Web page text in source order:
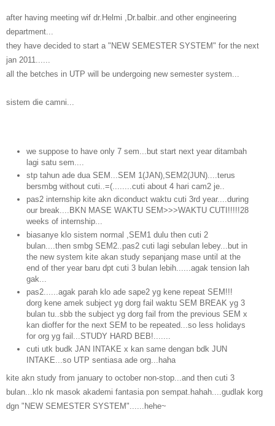
after having meeting wif dr.Helmi ,Dr.balbir..and other engineering
department...
they have decided to start a "NEW SEMESTER SYSTEM" for the next
jan 2011......
all the betches in UTP will be undergoing new semester system...
sistem die camni...
we suppose to have only 7 sem...but start next year ditambah
lagi satu sem....
stp tahun ade dua SEM...SEM 1(JAN),SEM2(JUN)....terus
bersmbg without cuti..=(........cuti about 4 hari cam2 je..
pas2 internship kite akn diconduct waktu cuti 3rd year....during
our break....BKN MASE WAKTU SEM>>>WAKTU CUTI!!!!!28
weeks of internship...
biasanye klo sistem normal ,SEM1 dulu then cuti 2
bulan....then smbg SEM2..pas2 cuti lagi sebulan lebey...but in
the new system kite akan study sepanjang mase until at the
end of ther year baru dpt cuti 3 bulan lebih......agak tension lah
gak...
pas2......agak parah klo ade sape2 yg kene repeat SEM!!!
dorg kene amek subject yg dorg fail waktu SEM BREAK yg 3
bulan tu..sbb the subject yg dorg fail from the previous SEM x
kan dioffer for the next SEM to be repeated...so less holidays
for org yg fail...STUDY HARD BEB!.......
cuti utk budk JAN INTAKE x kan same dengan bdk JUN
INTAKE...so UTP sentiasa ade org...haha
kite akn study from january to october non-stop...and then cuti 3
bulan...klo nk masok akademi fantasia pon sempat.hahah....gudlak korg
dgn "NEW SEMESTER SYSTEM"......hehe~